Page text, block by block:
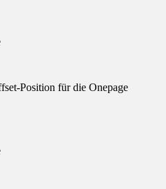
Position für die Onepage